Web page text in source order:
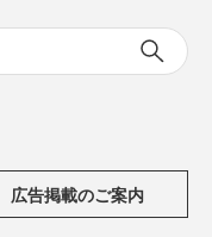
広告掲載のご案内